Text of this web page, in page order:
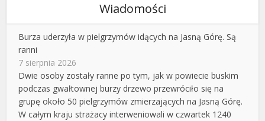
Wiadomości
Burza uderzyła w pielgrzymów idących na Jasną Górę. Są
ranni
7 sierpnia 2026
Dwie osoby zostały ranne po tym, jak w powiecie buskim
podczas gwałtownej burzy drzewo przewróciło się na
grupę około 50 pielgrzymów zmierzających na Jasną Górę.
W całym kraju strażacy interweniowali w czwartek 1240